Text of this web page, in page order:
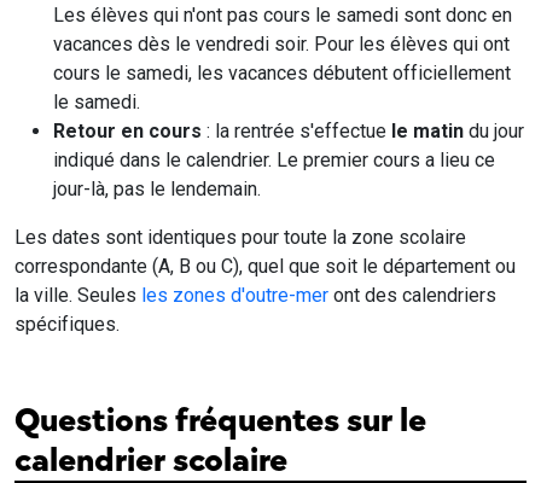
Les élèves qui n'ont pas cours le samedi sont donc en
vacances dès le vendredi soir. Pour les élèves qui ont
cours le samedi, les vacances débutent officiellement
le samedi.
Retour en cours : la rentrée s'effectue le matin du jour
indiqué dans le calendrier. Le premier cours a lieu ce
jour-là, pas le lendemain.
Les dates sont identiques pour toute la zone scolaire
correspondante (A, B ou C), quel que soit le département ou
la ville. Seules les zones d'outre-mer ont des calendriers
spécifiques.
Questions fréquentes sur le
calendrier scolaire